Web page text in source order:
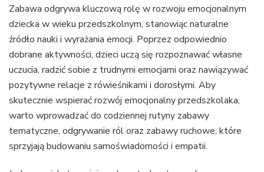
Zabawa odgrywa kluczową rolę w rozwoju emocjonalnym
dziecka w wieku przedszkolnym, stanowiąc naturalne
źródło nauki i wyrażania emocji. Poprzez odpowiednio
dobrane aktywności, dzieci uczą się rozpoznawać własne
uczucia, radzić sobie z trudnymi emocjami oraz nawiązywać
pozytywne relacje z rówieśnikami i dorosłymi. Aby
skutecznie wspierać rozwój emocjonalny przedszkolaka,
warto wprowadzać do codziennej rutyny zabawy
tematyczne, odgrywanie ról oraz zabawy ruchowe, które
sprzyjają budowaniu samoświadomości i empatii.